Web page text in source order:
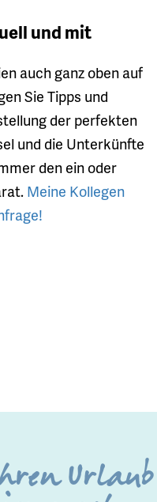
und mit
auch ganz oben auf
Sie Tipps und
der perfekten
und die Unterkünfte
den ein oder
Meine Kollegen
Urlaub